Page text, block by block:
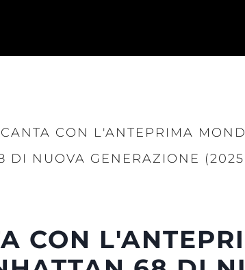
CON L'ANTEPRIMA
DI NUOVA GENERAZIONE
CON